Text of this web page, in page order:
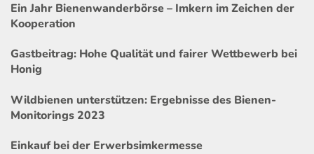
Ein Jahr Bienenwanderbörse – Imkern im Zeichen der
Kooperation
Gastbeitrag: Hohe Qualität und fairer Wettbewerb bei
Honig
Wildbienen unterstützen: Ergebnisse des Bienen-
Monitorings 2023
Einkauf bei der Erwerbsimkermesse